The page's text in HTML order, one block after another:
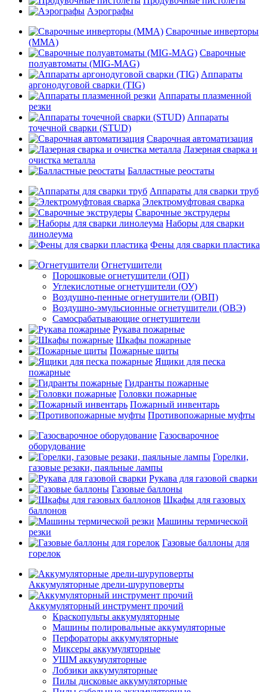
Аэрографы
Сварочные инверторы
(MMA)
Сварочные
полуавтоматы (MIG-MAG)
Аппараты
аргонодуговой сварки (TIG)
Аппараты плазменной
резки
Аппараты
точечной сварки (STUD)
Сварочная автоматизация
Лазерная сварка и
очистка металла
Балластные реостаты
Аппараты для сварки труб
Электромуфтовая сварка
Сварочные экструдеры
Наборы для сварки
линолеума
Фены для сварки пластика
Огнетушители
Порошковые огнетушители (ОП)
Углекислотные огнетушители (ОУ)
Воздушно-пенные огнетушители (ОВП)
Воздушно-эмульсионные огнетушители (ОВЭ)
Самосрабатывающие огнетушители
Рукава пожарные
Шкафы пожарные
Пожарные щиты
Ящики для песка
пожарные
Гидранты пожарные
Головки пожарные
Пожарный инвентарь
Противопожарные муфты
Газосварочное
оборудование
Горелки,
газовые резаки, паяльные лампы
Рукава для газовой сварки
Газовые баллоны
Шкафы для газовых
баллонов
Машины термической
резки
Газовые баллоны для
горелок
Аккумуляторные дрели-шуруповерты
Аккумуляторный инструмент прочий
Краскопульты аккумуляторные
Машины полировальные аккумуляторные
Перфораторы аккумуляторные
Миксеры аккумуляторные
УШМ аккумуляторные
Лобзики аккумуляторные
Пилы дисковые аккумуляторные